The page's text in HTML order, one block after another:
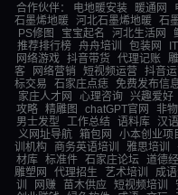
合作伙伴： 电地暖安装 暖通网
石墨烯地暖
河北石墨烯地暖 石
PS修图
宝宝起名 河北生活网
推荐排行榜
舟舟培训 包装网
网络游戏 抖音带货 代理记账
客
网络营销 短视频运营 抖音
标交易
石家庄点痣 免费发布信
家庄人才网
心理咨询 兴趣爱好
攻略 精雕图 chatGPT官网 非
男士发型
工作总结 语料库 汉
义网址导航 箱包网 小本创业项
训机构
商务英语培训 雅思培训
材库
标准件 石家庄论坛 道德经
雕塑网
代理招生 艺术培训 成
训
网赚 苗木供应 短视频培训